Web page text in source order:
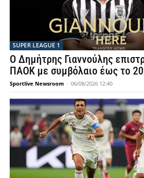
SUPER LEAGUE 1
Ο Δημήτρης Γιαννούλης
ΠΑΟΚ με συμβόλαιο έως το
Sportlive Newsroom - 06/08/2026 12:40